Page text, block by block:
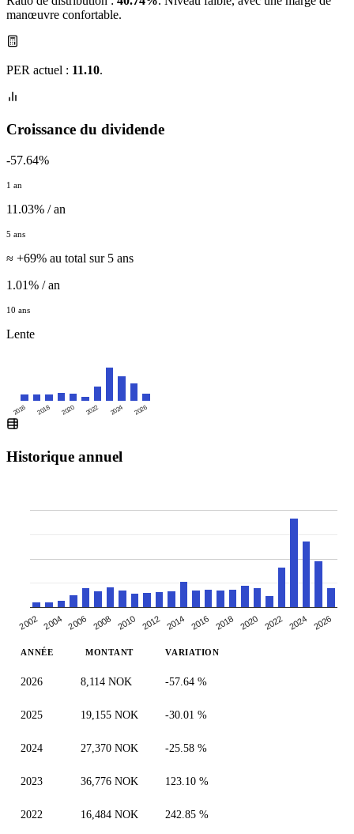
manœuvre confortable.
PER actuel : 11.10.
Croissance du dividende
-57.64%
1 an
11.03% / an
5 ans
≈ +69% au total sur 5 ans
1.01% / an
10 ans
Lente
2016 2018 2020 2022 2024 2026
Historique annuel
2002 2004 2006 2008 2010 2012 2014 2016 2018 2020 2022 2024 2026
ANNÉE MONTANT VARIATION
2026 8,114 NOK -57.64 %
2025 19,155 NOK -30.01 %
2024 27,370 NOK -25.58 %
2023 36,776 NOK 123.10 %
2022 16,484 NOK 242.85 %